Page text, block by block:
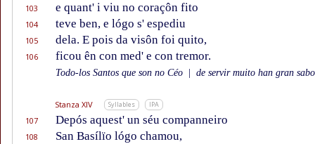
103 e quant' i viu no coraçôn fito
104 teve ben, e lógo s' espediu
105 dela. E pois da visôn foi quito,
106 ficou ên con med' e con tremor.
Todo-los Santos que son no Céo de servir muito han gran
Stanza XIV Syllables IPA
107 Depós aquest' un séu companneiro
108 San Basílïo lógo chamou,